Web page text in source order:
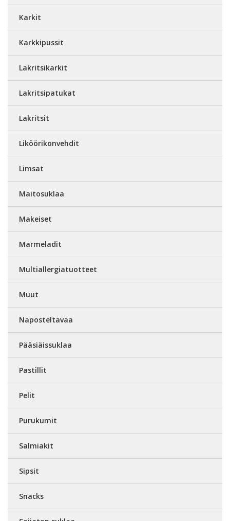
Karkit
Karkkipussit
Lakritsikarkit
Lakritsipatukat
Lakritsit
Liköörikonvehdit
Limsat
Maitosuklaa
Makeiset
Marmeladit
Multiallergiatuotteet
Muut
Naposteltavaa
Pääsiäissuklaa
Pastillit
Pelit
Purukumit
Salmiakit
Sipsit
Snacks